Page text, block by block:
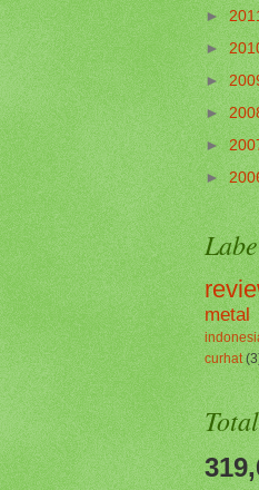
►
►
►
►
►
►
metal
curhat